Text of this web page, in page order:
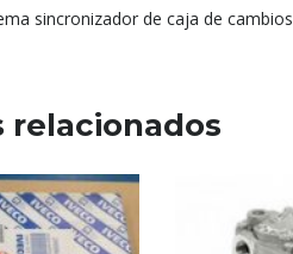
sincronizador de caja de
relacionados